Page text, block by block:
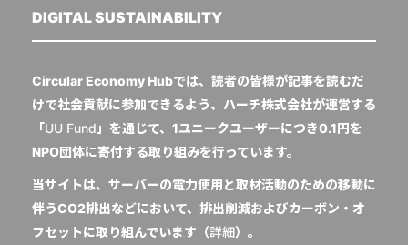
DIGITAL SUSTAINABILITY
Circular Economy Hubでは、読者の皆様が記事を読むだ
けで社会貢献に参加できるよう、ハーチ株式会社が運営する
「UU Fund 」を通じて、1ユニークユーザーにつき0.1円を
NPO団体に寄付する取り組みを行っています。
当サイトは、サーバーの電力使用と取材活動のための移動に
伴うCO2排出などにおいて、排出削減およびカーボン・オ
フセットに取り組んでいます（詳細）。